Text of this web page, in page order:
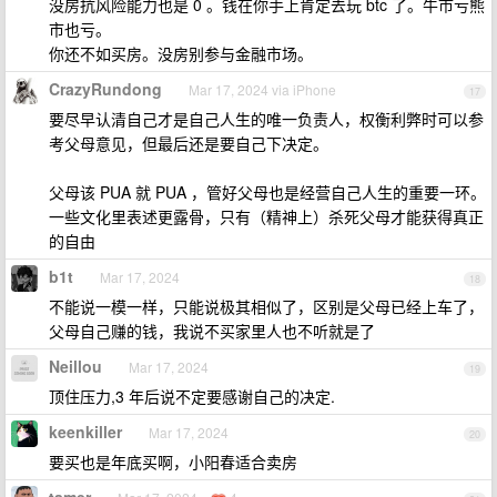
没房抗风险能力也是 0 。钱在你手上肯定去玩 btc 了。牛市亏熊
市也亏。
你还不如买房。没房别参与金融市场。
17
CrazyRundong Mar 17, 2024 via iPhone
要尽早认清自己才是自己人生的唯一负责人，权衡利弊时可以参
考父母意见，但最后还是要自己下决定。
父母该 PUA 就 PUA ，管好父母也是经营自己人生的重要一环。
一些文化里表述更露骨，只有（精神上）杀死父母才能获得真正
的自由
18
b1t Mar 17, 2024
不能说一模一样，只能说极其相似了，区别是父母已经上车了，
父母自己赚的钱，我说不买家里人也不听就是了
19
Neillou Mar 17, 2024
顶住压力,3 年后说不定要感谢自己的决定.
20
keenkiller Mar 17, 2024
要买也是年底买啊，小阳春适合卖房